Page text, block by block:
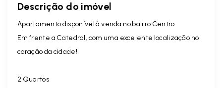
Descrição do imóvel
Apartamento disponível à venda no bairro Centro
Em frente a Catedral, com uma excelente localização no
coração da cidade!
2 Quartos